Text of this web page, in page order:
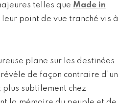
telles que Made in
leur point de vue tranché vis à
plane sur les destinées
de façon contraire d’un
subtilement chez